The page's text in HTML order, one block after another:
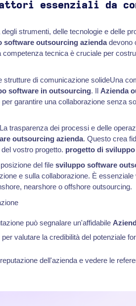
essenziali da
strumenti, delle tecnologie e delle
software outsourcing aziendadevono
competenza tecnica è cruciale per
strutture di comunicazione solideUna
software in outsourcing. Il Azienda
garantire una collaborazione senza
trasparenza dei processi e delle
outsourcing azienda. Questo crea
vostro progetto. progetto di
del file sviluppo software
e sulla collaborazione. È
nearshore o offshore outsourcing.
può segnalare un'affidabile
valutare la credibilità del potenziale
dell'azienda e vedere le